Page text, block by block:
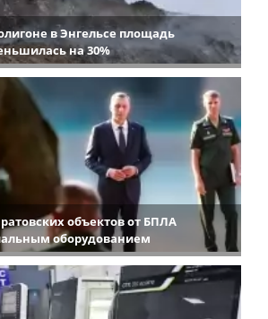
в Энгельсе площадь
на 30%
объектов от БПЛА
оборудованием